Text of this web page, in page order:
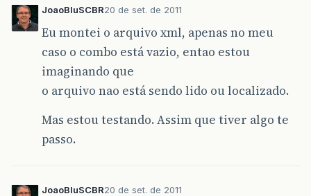
JoaoBluSCBR20 de set. de 2011
Eu montei o arquivo xml, apenas no meu
caso o combo está vazio, entao estou
imaginando que
o arquivo nao está sendo lido ou localizado.
Mas estou testando. Assim que tiver algo te
passo.
JoaoBluSCBR20 de set. de 2011